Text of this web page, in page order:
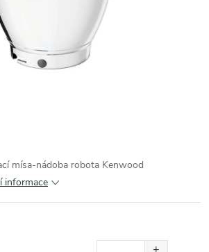
mísa-nádoba robota Kenwood
informace